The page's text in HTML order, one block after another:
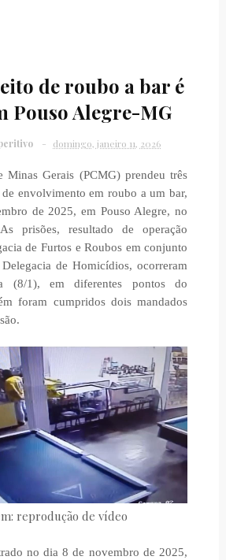
de roubo a bar é
Pouso Alegre-MG
domingo, janeiro 11, 2026
Gerais (PCMG) prendeu três
de envolvimento em roubo a um bar,
de 2025, em Pouso Alegre, no
prisões, resultado de operação
de Furtos e Roubos em conjunto
de Homicídios, ocorreram
(8/1), em diferentes pontos do
foram cumpridos dois mandados
reprodução de vídeo
no dia 8 de novembro de 2025,